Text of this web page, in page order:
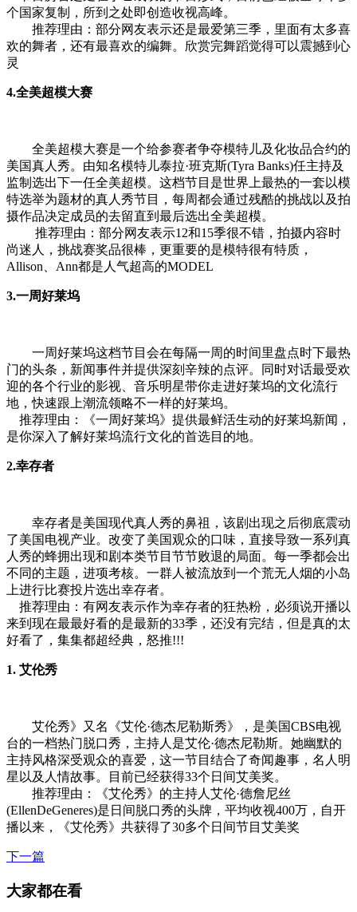
个国家复制，所到之处即创造收视高峰。
推荐理由：部分网友表示还是最爱第三季，里面有太多喜
欢的舞者，还有最喜欢的编舞。欣赏完舞蹈觉得可以震撼到心
灵
4.全美超模大赛
全美超模大赛是一个给参赛者争夺模特儿及化妆品合约的
美国真人秀。由知名模特儿泰拉·班克斯(Tyra Banks)任主持及
监制选出下一任全美超模。这档节目是世界上最热的一套以模
特选举为题材的真人秀节目，每周都会通过残酷的挑战以及拍
摄作品决定成员的去留直到最后选出全美超模。
推荐理由：部分网友表示12和15季很不错，拍摄内容时
尚迷人，挑战赛奖品很棒，更重要的是模特很有特质，
Allison、Ann都是人气超高的MODEL
3.一周好莱坞
一周好莱坞这档节目会在每隔一周的时间里盘点时下最热
门的头条，新闻事件并提供深刻辛辣的点评。同时对话最受欢
迎的各个行业的影视、音乐明星带你走进好莱坞的文化流行
地，快速跟上潮流领略不一样的好莱坞。
推荐理由：《一周好莱坞》提供最鲜活生动的好莱坞新闻，
是你深入了解好莱坞流行文化的首选目的地。
2.幸存者
幸存者是美国现代真人秀的鼻祖，该剧出现之后彻底震动
了美国电视产业。改变了美国观众的口味，直接导致一系列真
人秀的蜂拥出现和剧本类节目节节败退的局面。每一季都会出
不同的主题，进项考核。一群人被流放到一个荒无人烟的小岛
上进行比赛投片选出幸存者。
推荐理由：有网友表示作为幸存者的狂热粉，必须说开播以
来到现在最最好看的是最新的33季，还没有完结，但是真的太
好看了，集集都超经典，怒推!!!
1. 艾伦秀
艾伦秀》又名《艾伦·德杰尼勒斯秀》，是美国CBS电视
台的一档热门脱口秀，主持人是艾伦·德杰尼勒斯。她幽默的
主持风格深受观众的喜爱，这一节目结合了奇闻趣事，名人明
星以及人情故事。目前已经获得33个日间艾美奖。
推荐理由：《艾伦秀》的主持人艾伦·德詹尼丝
(EllenDeGeneres)是日间脱口秀的头牌，平均收视400万，自开
播以来，《艾伦秀》共获得了30多个日间节目艾美奖
下一篇
大家都在看